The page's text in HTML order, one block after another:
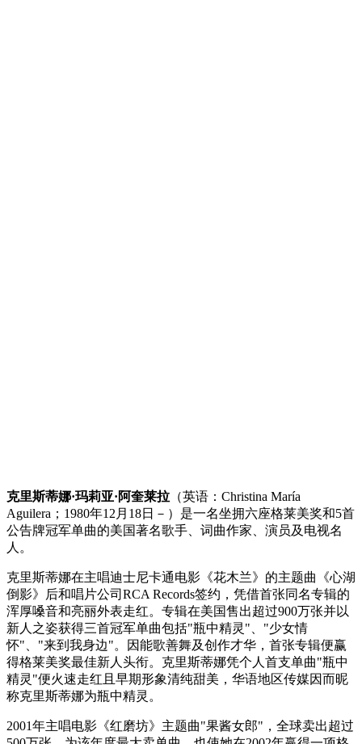
克里斯蒂娜·玛莉亚·阿奎莱拉 （英语：Christina María
Aguilera；1980年12月18日－）是一名坐拥六座格莱美奖和5首
公告牌冠军单曲的美国著名歌手、词曲作家、演员及电视名
人。
克里斯蒂娜在主唱迪士尼卡通电影《花木兰》的主题曲《心湖
倒影》后和唱片公司RCA Records签约，凭借首张同名专辑的
浑厚嗓音和亮丽外表走红。专辑在美国售出超过900万张并以
新人之姿获得三首冠军单曲包括"瓶中精灵"、"少女情
怀"、"来到我身边"。因能歌善舞及创作才华，首张专辑便赢
得格莱美奖最佳新人头衔。克里斯蒂娜凭个人首支单曲"瓶中
精灵"便火速走红且早期形象清纯甜美，华语地区传媒因而昵
称克里斯蒂娜为瓶中精灵。
2001年主唱电影《红磨坊》主题曲"果酱女郎"，全球卖出超过